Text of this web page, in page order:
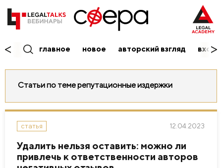
главное новое авторский взгляд вход/
Статьи по теме репутационные издержки
статья 12.04.2023
Удалить нельзя оставить: можно ли
привлечь к ответственности авторов